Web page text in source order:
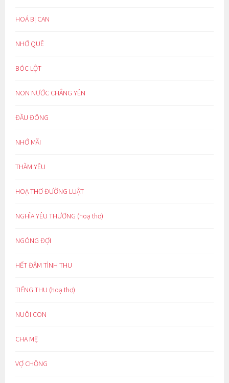
HOÁ BỊ CAN
NHỚ QUÊ
BÓC LỘT
NON NƯỚC CHẲNG YÊN
ĐẦU ĐÔNG
NHỚ MÃI
THẦM YÊU
HOẠ THƠ ĐƯỜNG LUẬT
NGHĨA YÊU THƯƠNG (hoạ thơ)
NGÓNG ĐỢI
HẾT ĐẬM TÌNH THU
TIẾNG THU (hoạ thơ)
NUÔI CON
CHA MẸ
VỢ CHỒNG